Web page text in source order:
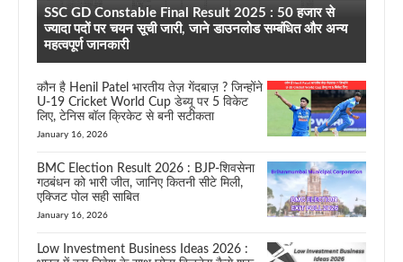
SSC GD Constable Final Result 2025 : 50 हजार से
ज्यादा पदों पर चयन सूची जारी, जाने डाउनलोड सम्बंधित और अन्य
महत्वपूर्ण जानकारी
कौन है Henil Patel भारतीय तेज़ गेंदबाज़ ? जिन्होंने
U-19 Cricket World Cup डेब्यू पर 5 विकेट
लिए, टेनिस बॉल क्रिकेट से बनी सटीकता
January 16, 2026
BMC Election Result 2026 : BJP-शिवसेना
गठबंधन को भारी जीत, जानिए कितनी सीटे मिली,
एक्जिट पोल सही साबित
January 16, 2026
Low Investment Business Ideas 2026 :